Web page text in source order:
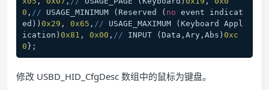
0 , // USAGE_MINIMUM (Reserved ( no event indicat
ed)) 0x29 , 0x65 , // USAGE_MAXIMUM (Keyboard Appl
ication) 0x81 , 0x00 , // INPUT (Data,Ary,Abs) 0xc
0 };
修改 USBD_HID_CfgDesc 数组中的鼠标为键盘。